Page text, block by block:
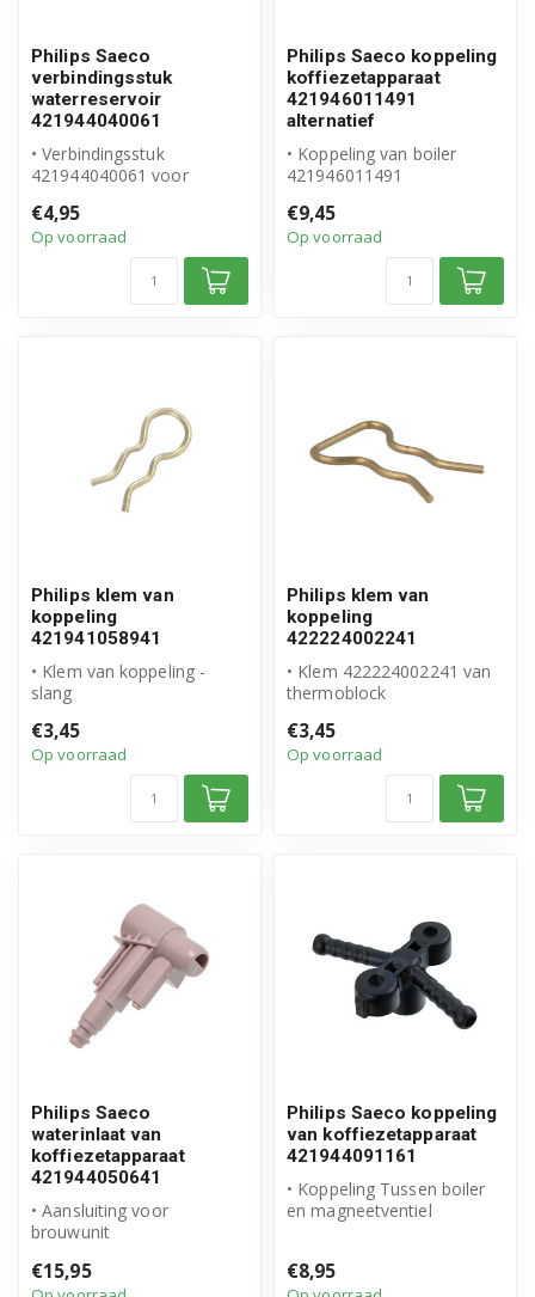
Philips Saeco
verbindingsstuk
waterreservoir
421944040061
• Verbindingsstuk
421944040061 voor
• Origineel Philips Saeco
on...
€4,95
Op voorraad
Philips Saeco koppeling
koffiezetapparaat
421946011491
alternatief
• Koppeling van boiler
421946011491
Saeco
• Hoogwaardi...
€9,45
Op voorraad
Philips klem van
koppeling
421941058941
• Klem van koppeling -
slang
product
• Voor slang 4 ...
€3,45
Op voorraad
Philips klem van
koppeling
422224002241
• Klem 422224002241 van
thermoblock
• Voor slang m...
€3,45
Op voorraad
Philips Saeco
waterinlaat van
koffiezetapparaat
421944050641
• Aansluiting voor
brouwunit
€15,95
Philips Saeco koppeling
van koffiezetapparaat
421944091161
• Koppeling Tussen boiler
en magneetventiel
...
€8,95